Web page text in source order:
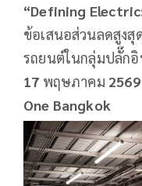
“Defining
ข้อเสนอส่วนลดสูงสุ
รถยนต์ในกลุ่มปลั๊ก
17 พฤษภาคม 2569
One Bangkok